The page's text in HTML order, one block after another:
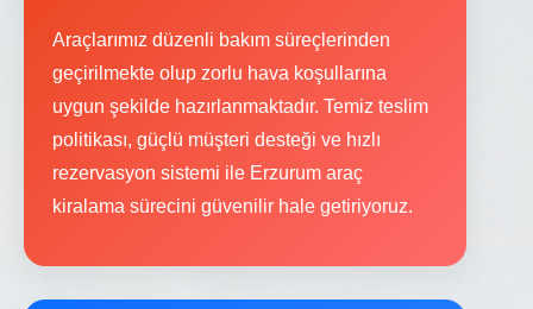
Araçlarımız düzenli bakım süreçlerinden
geçirilmekte olup zorlu hava koşullarına
uygun şekilde hazırlanmaktadır. Temiz teslim
politikası, güçlü müşteri desteği ve hızlı
rezervasyon sistemi ile Erzurum araç
kiralama sürecini güvenilir hale getiriyoruz.